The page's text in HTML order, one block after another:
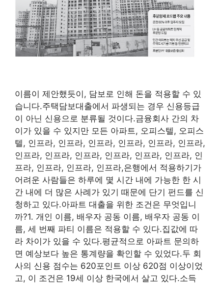
이름이 제안했듯이, 담보로 인해 돈을 적용할 수 있
습니다.주택담보대출에서 파생되는 경우 신용등급
이 아닌 신용으로 분류될 것이다.금융회사 간의 차
이가 있을 수 있지만 모든 아파트, 오피스텔, 오피스
텔, 인프라, 인프라, 인프라, 인프라, 인프라, 인프라,
인프라, 인프라, 인프라, 인프라, 인프라, 인프라, 인
프라, 인프라, 인프라, 인프라,은행에서 적용하기가
어려운 사람들은 하루에 몇 시간 내에 가능한 한 시
간 내에 더 많은 사례가 있기 때문에 단기 펀드를 신
청하고 있다.아파트 대출을 위한 조건은 무엇입니
까?1. 개인 이름, 배우자 공동 이름, 배우자 공동 이
름, 세 번째 파티 이름은 적용할 수 있다.집값에 따
라 차이가 있을 수 있다.평균적으로 아파트 문의하
면 예상보다 높은 통계량을 확인할 수 있었다.두 회
사의 신용 점수는 620포인트 이상 620점 이상이었
고, 이 조건은 19세 이상 한국에서 살고 있다.소득